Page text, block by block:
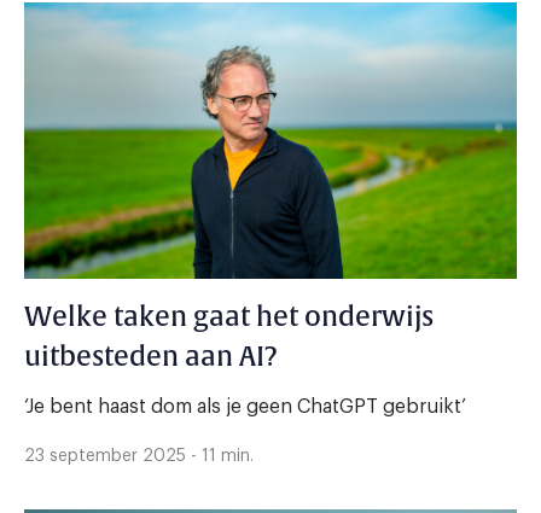
Welke taken gaat het onderwijs
uitbesteden aan AI?
‘Je bent haast dom als je geen ChatGPT gebruikt’
23 september 2025 - 11 min.